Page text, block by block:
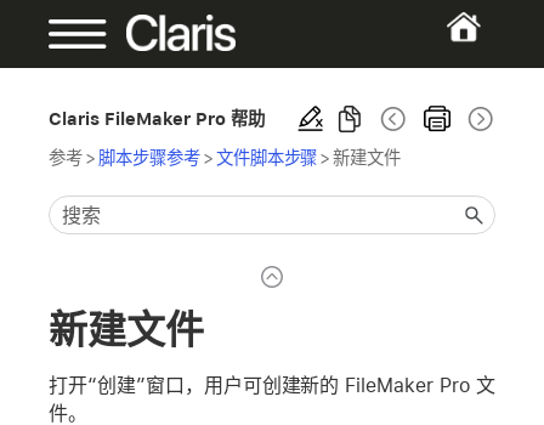
Claris FileMaker Pro 帮助
参考> 脚本步骤参考>文件脚本步骤> 新建文件
新建文件
打开“创建”窗口，用户可创建新的 FileMaker Pro 文
件。